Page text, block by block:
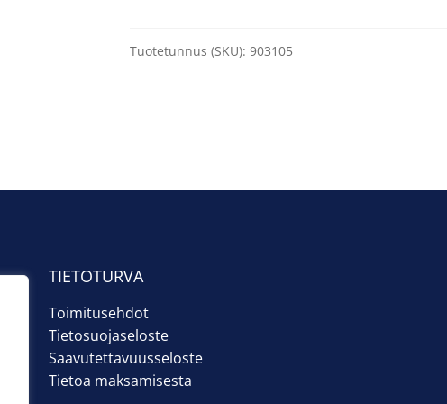
käyttöön
Tuotetunnus (SKU):903105
TIETOTURVA
Toimitusehdot
Tietosuojaseloste
Saavutettavuusseloste
Tietoa maksamisesta